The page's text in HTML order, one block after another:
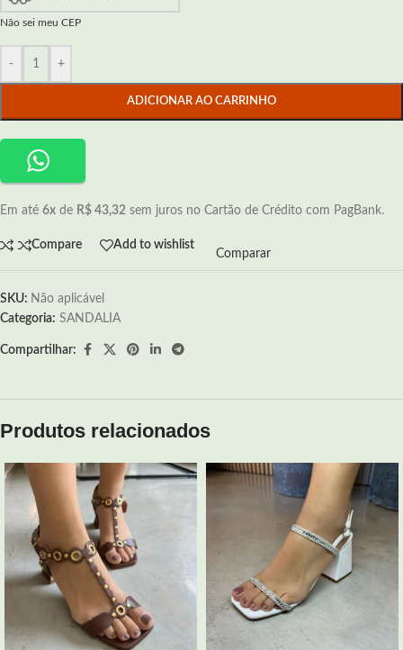
Não sei meu CEP
- +
ADICIONAR AO CARRINHO
Em até 6x de R$ 43,32 sem juros no Cartão de Crédito com PagBank.
Compare Add to wishlist
Comparar
SKU: Não aplicável
Categoria: SANDALIA
Compartilhar:
Produtos relacionados